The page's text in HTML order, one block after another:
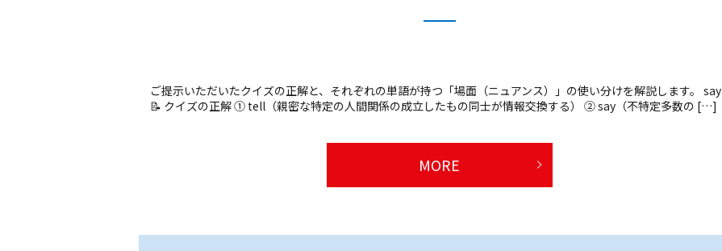
ご提示いただいたクイズの正解と、それぞれの単語が持つ「場面（ニュアンス）」の使い分けを解説します。 say
📝 クイズの正解 ① tell（親密な特定の人間関係の成立したもの同士が情報交換する） ② say（不特定多数の […]
MORE